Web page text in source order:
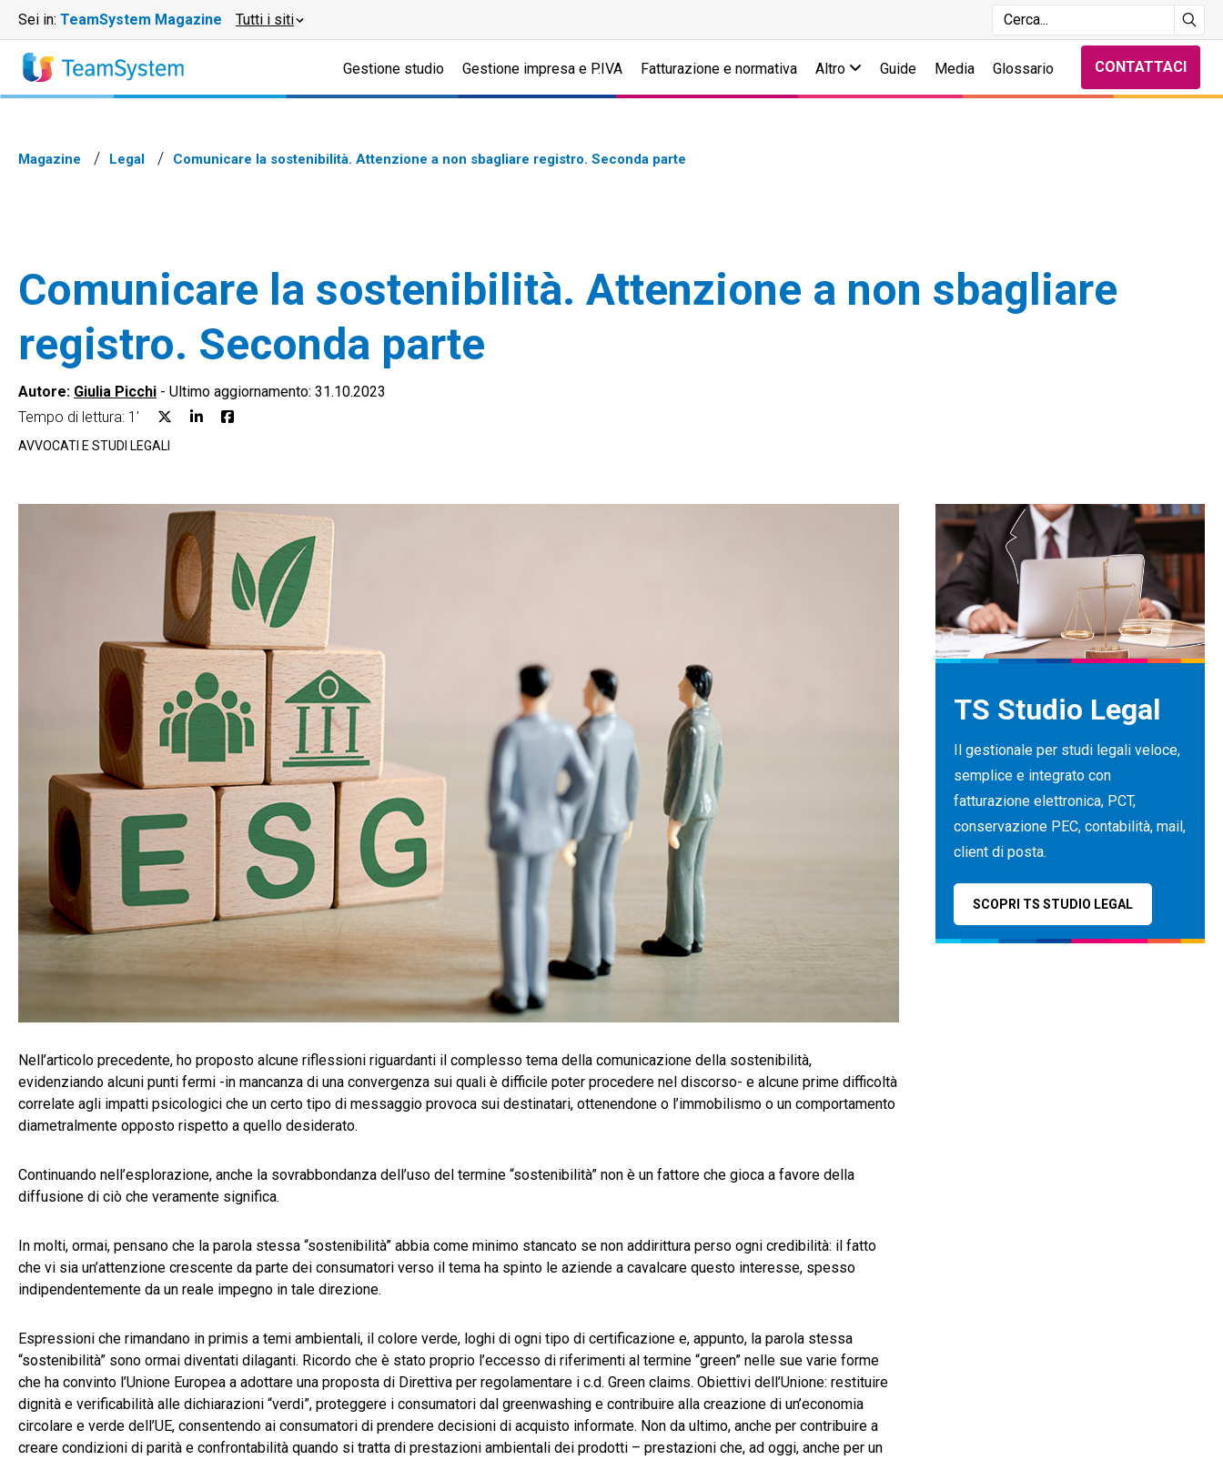
Sei in: TeamSystem Magazine Tutti i siti
Gestione studio Gestione impresa e P.IVA Fatturazione e normativa Altro Guide Media Glossario CONTATTACI
Magazine Legal Comunicare la sostenibilità. Attenzione a non sbagliare registro. Seconda parte
Comunicare la sostenibilità. Attenzione a non sbagliare
registro. Seconda parte
Autore: Giulia Picchi - Ultimo aggiornamento: 31.10.2023
Tempo di lettura: 1'
AVVOCATI E STUDI LEGALI
Nell’articolo precedente, ho proposto alcune riflessioni riguardanti il complesso tema della comunicazione della sostenibilità,
evidenziando alcuni punti fermi -in mancanza di una convergenza sui quali è difficile poter procedere nel discorso- e alcune prime difficoltà
correlate agli impatti psicologici che un certo tipo di messaggio provoca sui destinatari, ottenendone o l’immobilismo o un comportamento
diametralmente opposto rispetto a quello desiderato.
Continuando nell’esplorazione, anche la sovrabbondanza dell’uso del termine “sostenibilità” non è un fattore che gioca a favore della
diffusione di ciò che veramente significa.
In molti, ormai, pensano che la parola stessa “sostenibilità” abbia come minimo stancato se non addirittura perso ogni credibilità: il fatto
che vi sia un’attenzione crescente da parte dei consumatori verso il tema ha spinto le aziende a cavalcare questo interesse, spesso
indipendentemente da un reale impegno in tale direzione.
Espressioni che rimandano in primis a temi ambientali, il colore verde, loghi di ogni tipo di certificazione e, appunto, la parola stessa
“sostenibilità” sono ormai diventati dilaganti. Ricordo che è stato proprio l’eccesso di riferimenti al termine “green” nelle sue varie forme
che ha convinto l’Unione Europea a adottare una proposta di Direttiva per regolamentare i c.d. Green claims. Obiettivi dell’Unione: restituire
dignità e verificabilità alle dichiarazioni “verdi”, proteggere i consumatori dal greenwashing e contribuire alla creazione di un’economia
circolare e verde dell’UE, consentendo ai consumatori di prendere decisioni di acquisto informate. Non da ultimo, anche per contribuire a
creare condizioni di parità e confrontabilità quando si tratta di prestazioni ambientali dei prodotti – prestazioni che, ad oggi, anche per un
TS Studio Legal
Il gestionale per studi legali veloce,
semplice e integrato con
fatturazione elettronica, PCT,
conservazione PEC, contabilità, mail,
client di posta.
SCOPRI TS STUDIO LEGAL